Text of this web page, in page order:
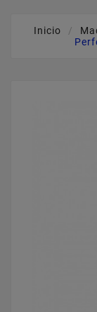
Inicio